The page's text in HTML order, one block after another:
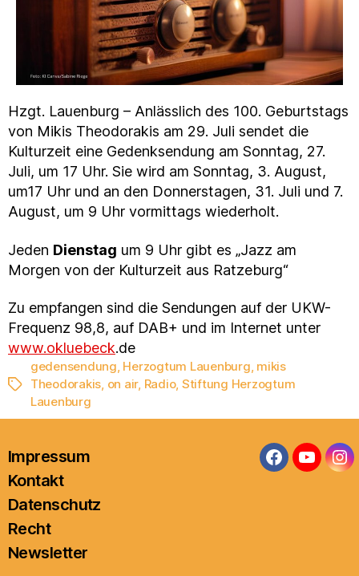
Hzgt. Lauenburg – Anlässlich des 100. Geburtstags
von Mikis Theodorakis am 29. Juli sendet die
Kulturzeit eine Gedenksendung am Sonntag, 27.
Juli, um 17 Uhr. Sie wird am Sonntag, 3. August,
um17 Uhr und an den Donnerstagen, 31. Juli und 7.
August, um 9 Uhr vormittags wiederholt.
Jeden Dienstag um 9 Uhr gibt es „Jazz am
Morgen von der Kulturzeit aus Ratzeburg“
Zu empfangen sind die Sendungen auf der UKW-
Frequenz 98,8, auf DAB+ und im Internet unter
www.okluebeck.de
Schlagwörter
gedensendung, Herzogtum Lauenburg, mikis
Theodorakis, on air, Radio, Stiftung Herzogtum
Lauenburg
Impressum
Kontakt
Datenschutz
Recht
Newsletter
Facebook